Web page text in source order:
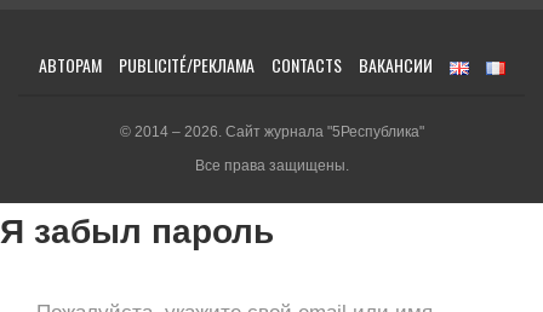
АВТОРАМ PUBLICITÉ/РЕКЛАМА CONTACTS ВАКАНСИИ
© 2014 – 2026. Сайт журнала "5Республика"
Все права защищены.
Я забыл пароль